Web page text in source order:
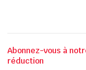
Abonnez-vous à
réduction